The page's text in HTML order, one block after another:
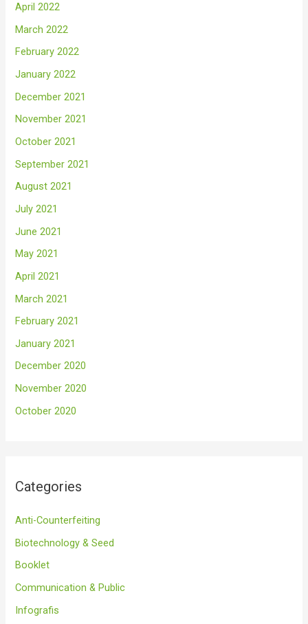
April 2022
March 2022
February 2022
January 2022
December 2021
November 2021
October 2021
September 2021
August 2021
July 2021
June 2021
May 2021
April 2021
March 2021
February 2021
January 2021
December 2020
November 2020
October 2020
Categories
Anti-Counterfeiting
Biotechnology & Seed
Booklet
Communication & Public
Infografis